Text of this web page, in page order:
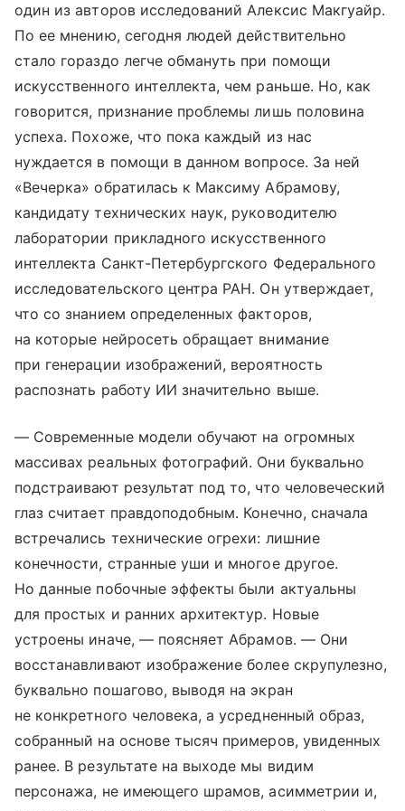
один из авторов исследований Алексис Макгуайр.
По ее мнению, сегодня людей действительно
стало гораздо легче обмануть при помощи
искусственного интеллекта, чем раньше. Но, как
говорится, признание проблемы лишь половина
успеха. Похоже, что пока каждый из нас
нуждается в помощи в данном вопросе. За ней
«Вечерка» обратилась к Максиму Абрамову,
кандидату технических наук, руководителю
лаборатории прикладного искусственного
интеллекта Санкт-Петербургского Федерального
исследовательского центра РАН. Он утверждает,
что со знанием определенных факторов,
на которые нейросеть обращает внимание
при генерации изображений, вероятность
распознать работу ИИ значительно выше.
— Современные модели обучают на огромных
массивах реальных фотографий. Они буквально
подстраивают результат под то, что человеческий
глаз считает правдоподобным. Конечно, сначала
встречались технические огрехи: лишние
конечности, странные уши и многое другое.
Но данные побочные эффекты были актуальны
для простых и ранних архитектур. Новые
устроены иначе, — поясняет Абрамов. — Они
восстанавливают изображение более скрупулезно,
буквально пошагово, выводя на экран
не конкретного человека, а усредненный образ,
собранный на основе тысяч примеров, увиденных
ранее. В результате на выходе мы видим
персонажа, не имеющего шрамов, асимметрии и,